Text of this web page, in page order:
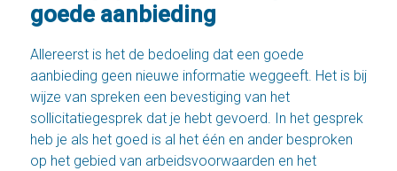
goede aanbieding
Allereerst is het de bedoeling dat een goede
aanbieding geen nieuwe informatie weggeeft. Het is bij
wijze van spreken een bevestiging van het
sollicitatiegesprek dat je hebt gevoerd. In het gesprek
heb je als het goed is al het één en ander besproken
op het gebied van arbeidsvoorwaarden en het